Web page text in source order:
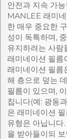
안전과 지속 가
MANLEE 래미
한 매우 중요한
성이 독특하며,
유지하려는 사람
래미네이션 필름
래미네이션 필름
해 층으로 덮는
필름이 있으며,
칩니다(예: 광동
은 래미네이션
유형은 아닙니다
을 받아들이되